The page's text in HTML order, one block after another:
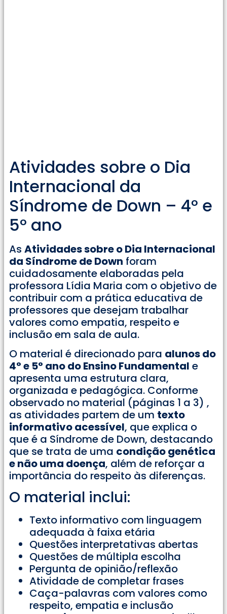
Atividades sobre o Dia
Internacional da
Síndrome de Down – 4° e
5° ano
As Atividades sobre o Dia Internacional
da Síndrome de Down foram
cuidadosamente elaboradas pela
professora Lídia Maria com o objetivo de
contribuir com a prática educativa de
professores que desejam trabalhar
valores como empatia, respeito e
inclusão em sala de aula.
O material é direcionado para alunos do
4° e 5° ano do Ensino Fundamental e
apresenta uma estrutura clara,
organizada e pedagógica. Conforme
observado no material (páginas 1 a 3) ,
as atividades partem de um texto
informativo acessível, que explica o
que é a Síndrome de Down, destacando
que se trata de uma condição genética
e não uma doença, além de reforçar a
importância do respeito às diferenças.
O material inclui:
Texto informativo com linguagem
adequada à faixa etária
Questões interpretativas abertas
Questões de múltipla escolha
Pergunta de opinião/reflexão
Atividade de completar frases
Caça-palavras com valores como
respeito, empatia e inclusão